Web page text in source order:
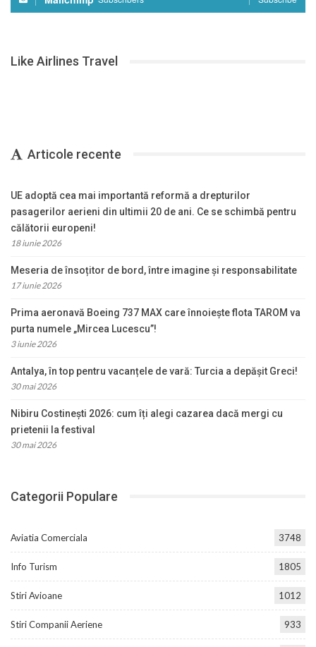
Like Airlines Travel
Articole recente
UE adoptă cea mai importantă reformă a drepturilor
pasagerilor aerieni din ultimii 20 de ani. Ce se schimbă pentru
călătorii europeni!
18 iunie 2026
Meseria de însoțitor de bord, între imagine și responsabilitate
17 iunie 2026
Prima aeronavă Boeing 737 MAX care înnoiește flota TAROM va
purta numele „Mircea Lucescu”!
3 iunie 2026
Antalya, în top pentru vacanțele de vară: Turcia a depășit Greci!
30 mai 2026
Nibiru Costinești 2026: cum îți alegi cazarea dacă mergi cu
prietenii la festival
30 mai 2026
Categorii Populare
Aviatia Comerciala 3748
Info Turism 1805
Stiri Avioane 1012
Stiri Companii Aeriene 933